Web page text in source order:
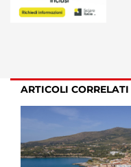
ARTICOLI CORRELATI